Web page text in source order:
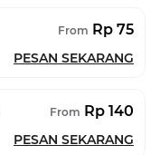
From Rp 75
PESAN SEKARANG
From Rp 140
PESAN SEKARANG